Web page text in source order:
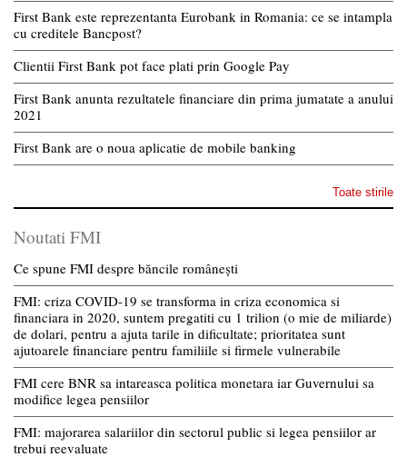
First Bank este reprezentanta Eurobank in Romania: ce se intampla
cu creditele Bancpost?
Clientii First Bank pot face plati prin Google Pay
First Bank anunta rezultatele financiare din prima jumatate a anului
2021
First Bank are o noua aplicatie de mobile banking
Toate stirile
Noutati FMI
Ce spune FMI despre băncile românești
FMI: criza COVID-19 se transforma in criza economica si
financiara in 2020, suntem pregatiti cu 1 trilion (o mie de miliarde)
de dolari, pentru a ajuta tarile in dificultate; prioritatea sunt
ajutoarele financiare pentru familiile si firmele vulnerabile
FMI cere BNR sa intareasca politica monetara iar Guvernului sa
modifice legea pensiilor
FMI: majorarea salariilor din sectorul public si legea pensiilor ar
trebui reevaluate